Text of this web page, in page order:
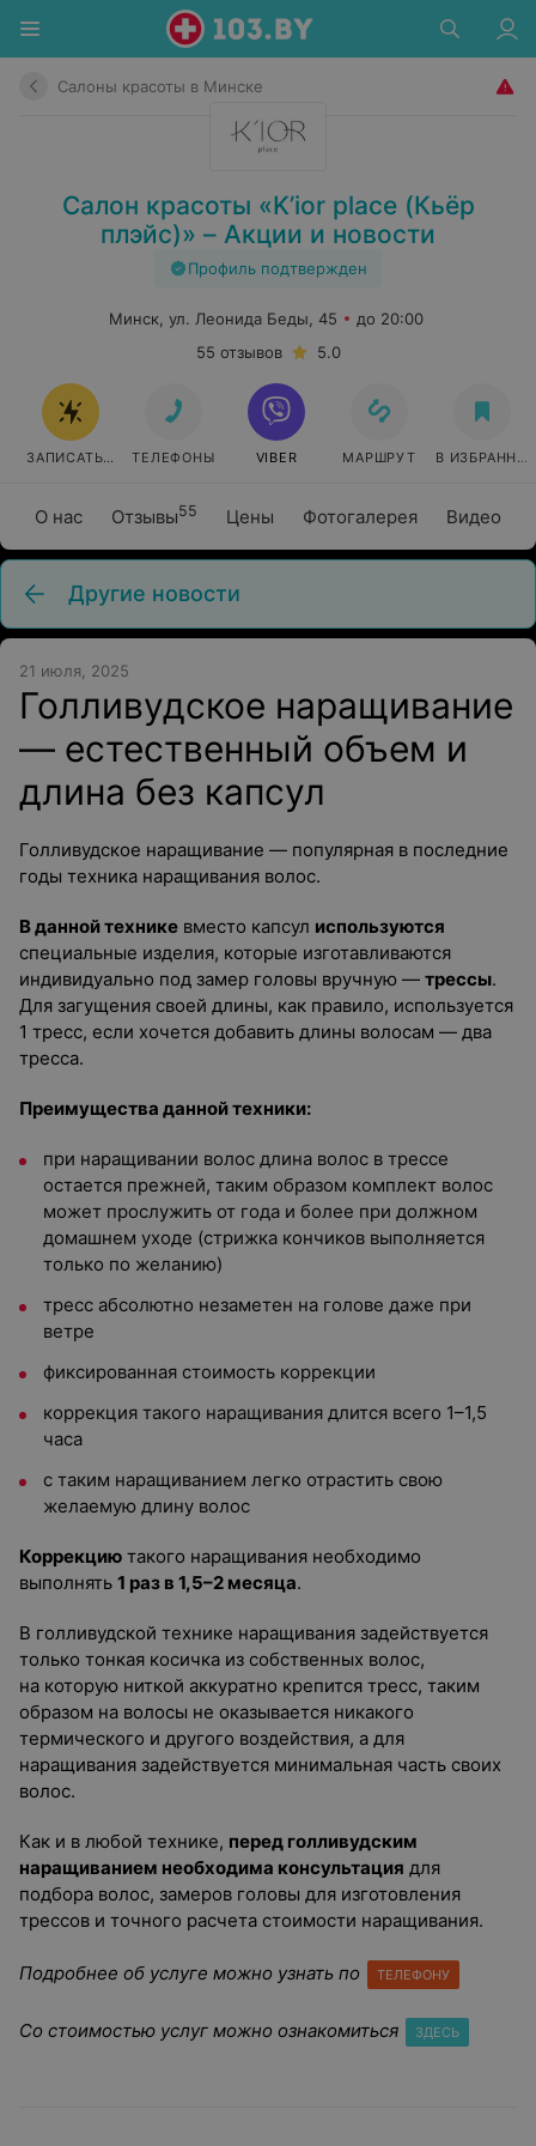
Салоны красоты в Минске
Салон красоты «K’ior place (Кьёр
плэйс)» – Акции и новости
Профиль подтвержден
О нас Отзывы55 Цены Фотогалерея Видео
Минск, ул. Леонида Беды, 45
до 20:00
55 отзывов
5.0
ЗАПИСАТЬСЯ ТЕЛЕФОНЫ VIBER МАРШРУТ В ИЗБРАННОЕ
Другие новости
21 июля, 2025
Голливудское наращивание
— естественный объем и
длина без капсул
Голливудское наращивание — популярная в последние
годы техника наращивания волос.
В данной технике вместо капсул используются
специальные изделия, которые изготавливаются
индивидуально под замер головы вручную — трессы.
Для загущения своей длины, как правило, используется
1 тресс, если хочется добавить длины волосам — два
тресса.
Преимущества данной техники:
при наращивании волос длина волос в трессе
остается прежней, таким образом комплект волос
может прослужить от года и более при должном
домашнем уходе (стрижка кончиков выполняется
только по желанию)
тресс абсолютно незаметен на голове даже при
ветре
фиксированная стоимость коррекции
коррекция такого наращивания длится всего 1–1,5
часа
с таким наращиванием легко отрастить свою
желаемую длину волос
Коррекцию такого наращивания необходимо
выполнять 1 раз в 1,5–2 месяца.
В голливудской технике наращивания задействуется
только тонкая косичка из собственных волос,
на которую ниткой аккуратно крепится тресс, таким
образом на волосы не оказывается никакого
термического и другого воздействия, а для
наращивания задействуется минимальная часть своих
волос.
Как и в любой технике, перед голливудским
наращиванием необходима консультация для
подбора волос, замеров головы для изготовления
трессов и точного расчета стоимости наращивания.
Подробнее об услуге можно узнать по ТЕЛЕФОНУ
Со стоимостью услуг можно ознакомиться ЗДЕСЬ